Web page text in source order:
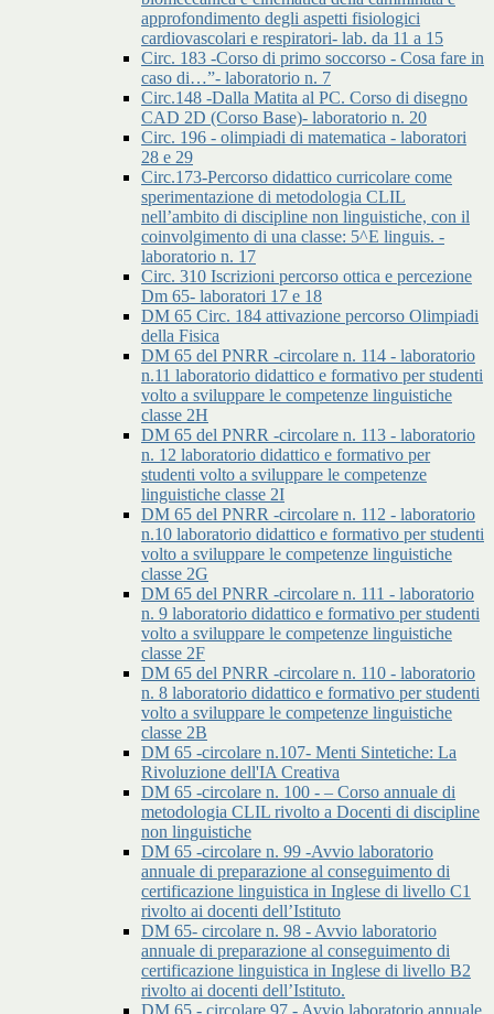
approfondimento degli aspetti fisiologici
cardiovascolari e respiratori- lab. da 11 a 15
Circ. 183 -Corso di primo soccorso - Cosa fare in
caso di…”- laboratorio n. 7
Circ.148 -Dalla Matita al PC. Corso di disegno
CAD 2D (Corso Base)- laboratorio n. 20
Circ. 196 - olimpiadi di matematica - laboratori
28 e 29
Circ.173-Percorso didattico curricolare come
sperimentazione di metodologia CLIL
nell’ambito di discipline non linguistiche, con il
coinvolgimento di una classe: 5^E linguis. -
laboratorio n. 17
Circ. 310 Iscrizioni percorso ottica e percezione
Dm 65- laboratori 17 e 18
DM 65 Circ. 184 attivazione percorso Olimpiadi
della Fisica
DM 65 del PNRR -circolare n. 114 - laboratorio
n.11 laboratorio didattico e formativo per studenti
volto a sviluppare le competenze linguistiche
classe 2H
DM 65 del PNRR -circolare n. 113 - laboratorio
n. 12 laboratorio didattico e formativo per
studenti volto a sviluppare le competenze
linguistiche classe 2I
DM 65 del PNRR -circolare n. 112 - laboratorio
n.10 laboratorio didattico e formativo per studenti
volto a sviluppare le competenze linguistiche
classe 2G
DM 65 del PNRR -circolare n. 111 - laboratorio
n. 9 laboratorio didattico e formativo per studenti
volto a sviluppare le competenze linguistiche
classe 2F
DM 65 del PNRR -circolare n. 110 - laboratorio
n. 8 laboratorio didattico e formativo per studenti
volto a sviluppare le competenze linguistiche
classe 2B
DM 65 -circolare n.107- Menti Sintetiche: La
Rivoluzione dell'IA Creativa
DM 65 -circolare n. 100 - – Corso annuale di
metodologia CLIL rivolto a Docenti di discipline
non linguistiche
DM 65 -circolare n. 99 -Avvio laboratorio
annuale di preparazione al conseguimento di
certificazione linguistica in Inglese di livello C1
rivolto ai docenti dell’Istituto
DM 65- circolare n. 98 - Avvio laboratorio
annuale di preparazione al conseguimento di
certificazione linguistica in Inglese di livello B2
rivolto ai docenti dell’Istituto.